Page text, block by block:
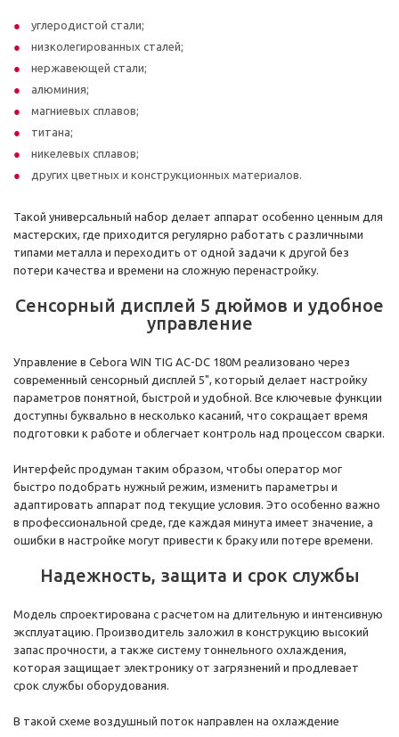
углеродистой стали;
низколегированных сталей;
нержавеющей стали;
алюминия;
магниевых сплавов;
титана;
никелевых сплавов;
других цветных и конструкционных материалов.
Такой универсальный набор делает аппарат особенно ценным для
мастерских, где приходится регулярно работать с различными
типами металла и переходить от одной задачи к другой без
потери качества и времени на сложную перенастройку.
Сенсорный дисплей 5 дюймов и удобное
управление
Управление в Cebora WIN TIG AC-DC 180M реализовано через
современный сенсорный дисплей 5", который делает настройку
параметров понятной, быстрой и удобной. Все ключевые функции
доступны буквально в несколько касаний, что сокращает время
подготовки к работе и облегчает контроль над процессом сварки.
Интерфейс продуман таким образом, чтобы оператор мог
быстро подобрать нужный режим, изменить параметры и
адаптировать аппарат под текущие условия. Это особенно важно
в профессиональной среде, где каждая минута имеет значение, а
ошибки в настройке могут привести к браку или потере времени.
Надежность, защита и срок службы
Модель спроектирована с расчетом на длительную и интенсивную
эксплуатацию. Производитель заложил в конструкцию высокий
запас прочности, а также систему тоннельного охлаждения,
которая защищает электронику от загрязнений и продлевает
срок службы оборудования.
В такой схеме воздушный поток направлен на охлаждение